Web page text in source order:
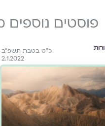
פוסטים
כ"ט בטבת תשפ"ב
2.1.2022